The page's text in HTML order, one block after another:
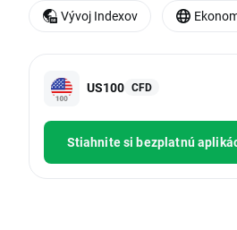
US100 CFD
Stiahnite si bezplatnú
Vývoj Indexov